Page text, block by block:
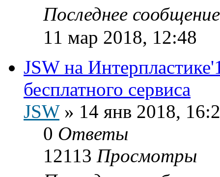
Последнее
11 мар 2018, 12:48
JSW на
бесплатного сервиса
JSW» 14 янв 2018,
0 Ответы
12113 Просмотры